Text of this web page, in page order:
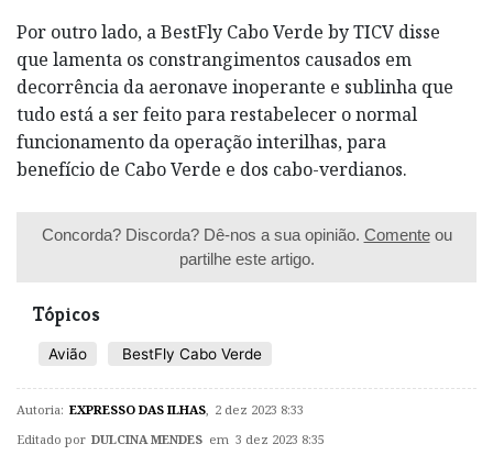
Por outro lado, a BestFly Cabo Verde by TICV disse
que lamenta os constrangimentos causados em
decorrência da aeronave inoperante e sublinha que
tudo está a ser feito para restabelecer o normal
funcionamento da operação interilhas, para
benefício de Cabo Verde e dos cabo-verdianos.
Concorda? Discorda? Dê-nos a sua opinião. Comenteou
partilhe este artigo.
Tópicos
Avião BestFly Cabo Verde
Autoria: EXPRESSO DAS ILHAS 2 dez 2023 8:33
Editado por DULCINA MENDES em 3 dez 2023 8:35